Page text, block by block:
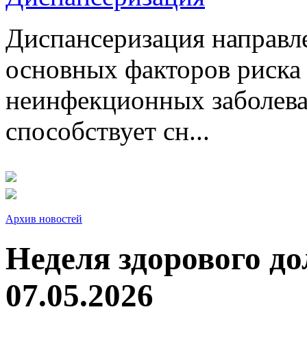
Диспансеризация
основных факторов
неинфекционных
способствует сн...
Архив новостей
Неделя здорового
07.05.2026